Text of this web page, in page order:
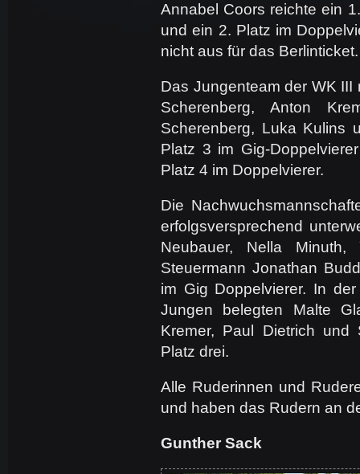
Annabel Coors reichte ein
und ein 2. Platz im
nicht aus für das Berlinticket.
Das Jungenteam der WK
Scherenberg, Anton
Scherenberg, Luka Kulins
Platz 3 im Gig-
Platz 4 im Doppelvierer.
Die
erfolgsversprechend
Neubauer, Nella Minuth,
Steuermann Jonathan
im Gig Doppelvierer. In
Jungen belegten Malte
Kremer, Paul Dietrich und
Platz drei.
Alle Ruderinnen und
und haben das Rudern an
Gunther Sack